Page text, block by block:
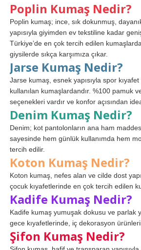
Poplin Kumaş Nedir?
Poplin kumaş; ince, sık dokunmuş,
yapısıyla giyimden ev tekstiline kadar
Türkiye’de en çok tercih edilen
giysilerde sıkça karşımıza çıkar.
Jarse Kumaş Nedir?
Jarse kumaş, esnek yapısıyla spor
kullanılan kumaşlardandır. %100 pamuk
seçenekleri vardır ve konfor açısından
Denim Kumaş Nedir?
Denim; kot pantolonların ana ham
sayesinde hem günlük kullanımda hem
tercih edilir.
Koton Kumaş Nedir?
Koton kumaş, nefes alan ve cilde dost
çocuk kıyafetlerinde en çok tercih edilen
Kadife Kumaş Nedir?
Kadife kumaş yumuşak dokusu ve parlak
gece kıyafetlerinde, iç dekorasyon
Şifon Kumaş Nedir?